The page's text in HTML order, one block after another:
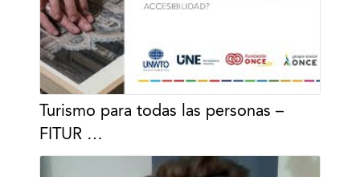
Turismo para todas las personas –
FITUR …